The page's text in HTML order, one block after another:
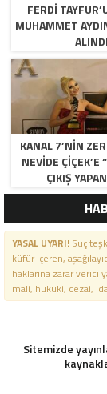
FERDI
MUHAMMET
KANAL 7’NİN
NEVİDE ÇİÇEK’E
ÇIKIŞ
YASAL UYARI!Suç
küfür içeren,
haklarına zarar
mali, hukuki, cezai,
Sitemizde